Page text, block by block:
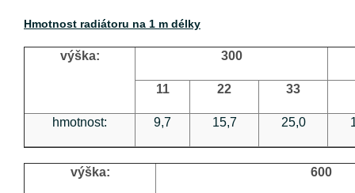
Hmotnost radiátoru na 1 m délky
výška: 300
11 22 33
hmotnost: 9,7 15,7 25,0
výška: 600